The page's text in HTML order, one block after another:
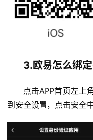
币
3.欧易怎么绑定
点击APP首页左上
到安全设置，点击安全